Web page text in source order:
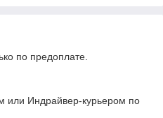
по предоплате.
или Индрайвер-курьером по